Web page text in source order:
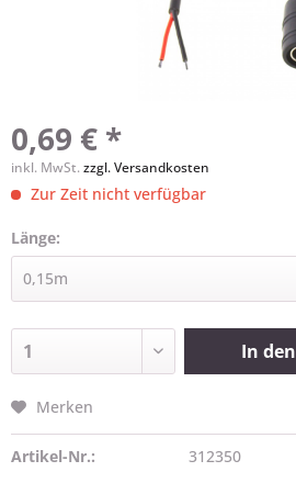
0,69 € *
inkl. MwSt.zzgl. Versandkosten
Zur Zeit nicht verfügbar
Länge:
In den
Merken
Artikel-Nr.: 312350